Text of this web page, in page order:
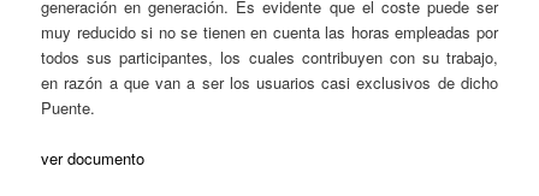
generación en generación. Es evidente que el coste puede ser
muy reducido si no se tienen en cuenta las horas empleadas por
todos sus participantes, los cuales contribuyen con su trabajo,
en razón a que van a ser los usuarios casi exclusivos de dicho
Puente.
ver documento